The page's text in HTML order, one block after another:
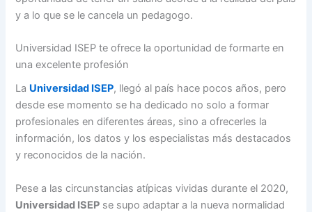
y a lo que se le cancela un pedagogo.
Universidad ISEP te ofrece la oportunidad de formarte en
una excelente profesión
La Universidad ISEP, llegó al país hace pocos años, pero
desde ese momento se ha dedicado no solo a formar
profesionales en diferentes áreas, sino a ofrecerles la
información, los datos y los especialistas más destacados
y reconocidos de la nación.
Pese a las circunstancias atípicas vividas durante el 2020,
Universidad ISEP se supo adaptar a la nueva normalidad